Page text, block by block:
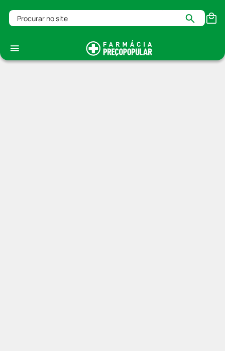
Procurar no site